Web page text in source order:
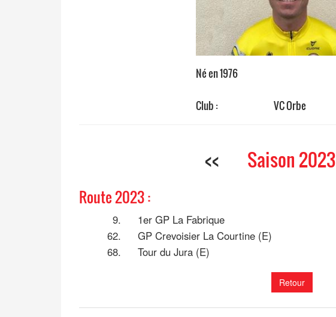
Né en 1976
Club : VC Orbe
<< Saison 2023
Route 2023 :
9. 1er GP La Fabrique
62.
GP Crevoisier La Courtine (E)
68.
Tour du Jura (E)
Retour